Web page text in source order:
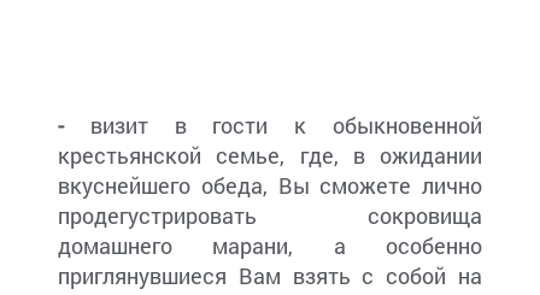
-визит в гости к обыкновенной
крестьянской семье, где, в ожидании
вкуснейшего обеда, Вы сможете лично
продегустрировать сокровища
домашнего марани, а особенно
приглянувшиеся Вам взять с собой на